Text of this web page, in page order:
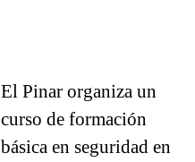
El Pinar organiza un
curso de formación
básica en seguridad en